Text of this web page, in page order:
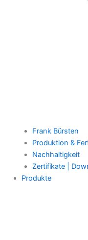
Frank Bürsten
Produktion &
Nachhaltigkeit
Zertifikate |
Produkte